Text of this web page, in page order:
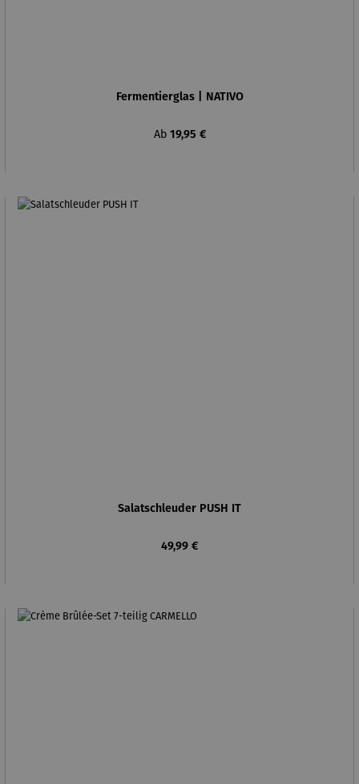
Fermentierglas | NATIVO
Regulärer Preis:
Ab 19,95 €
Salatschleuder PUSH IT
Regulärer Preis:
49,99 €